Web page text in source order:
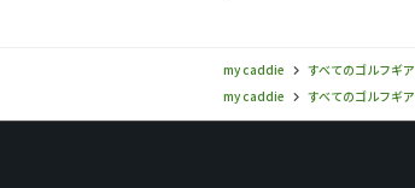
my caddie すべてのゴルフギア
my caddie
すべてのゴルフギア